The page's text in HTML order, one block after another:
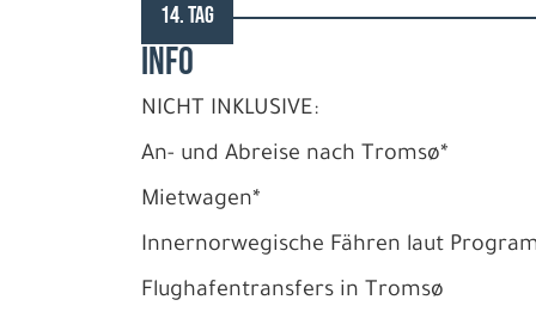
14. TAG
INFO
NICHT INKLUSIVE:
An- und Abreise nach Tromsø*
Mietwagen*
Innernorwegische Fähren laut
Flughafentransfers in Tromsø